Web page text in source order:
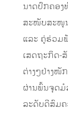
ນາດປົກຄອງ
ສະໜັບສະໜູ
ແລະ ຄູ່ຮ່ວມ
ເສດຖະກິດ-
ຕ່າງໆຢ່າງໜັ
ຜ່ານພົ້ນຈຸດມໍ
ລະດັບດີສົມຄ